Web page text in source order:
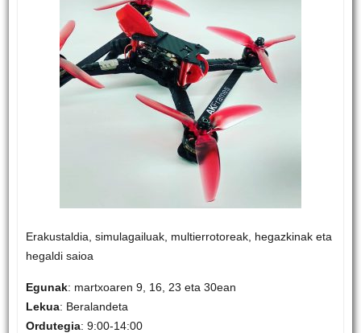
Erakustaldia, simulagailuak, multierrotoreak, hegazkinak eta
hegaldi saioa
Egunak: martxoaren 9, 16, 23 eta 30ean
Lekua: Beralandeta
Ordutegia: 9:00-14:00